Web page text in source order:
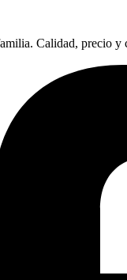
Calidad, precio y